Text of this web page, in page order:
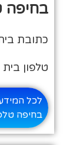
בחיפה
כתובת
טלפון בית הספר:
לכל המידע
בחיפה